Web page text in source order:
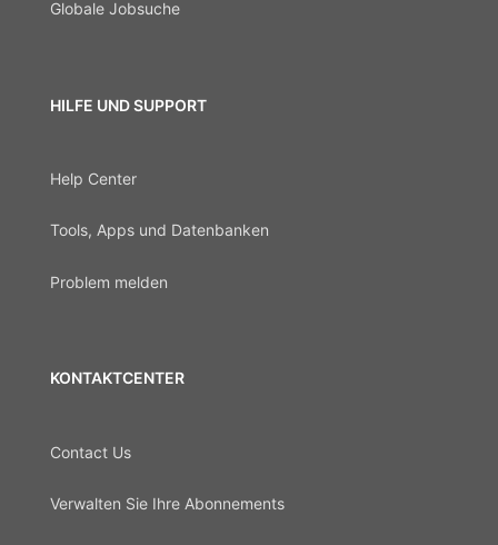
Globale Jobsuche
HILFE UND SUPPORT
Help Center
Tools, Apps und Datenbanken
Problem melden
KONTAKTCENTER
Contact Us
Verwalten Sie Ihre Abonnements